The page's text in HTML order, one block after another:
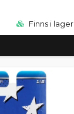
Finns i lager